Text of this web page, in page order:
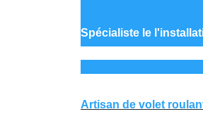
Spécialiste le
Artisan de volet